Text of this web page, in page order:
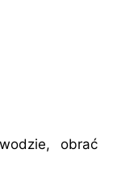
obrać